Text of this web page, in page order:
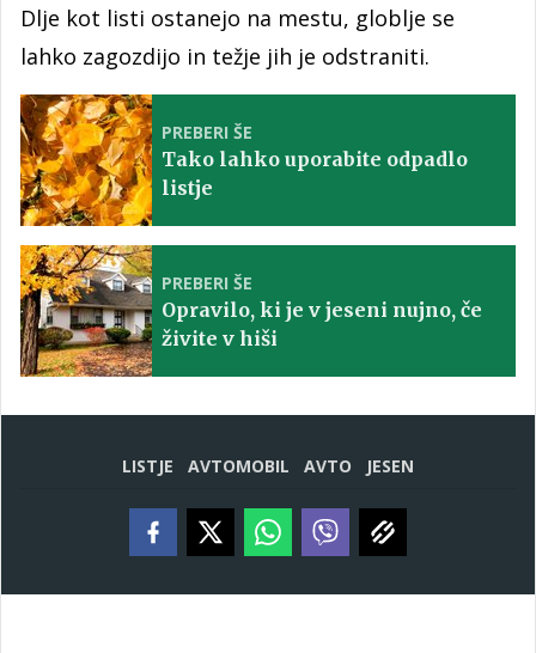
Dlje kot listi ostanejo na mestu, globlje se
lahko zagozdijo in težje jih je odstraniti.
PREBERI ŠE
Tako lahko uporabite odpadlo
listje
PREBERI ŠE
Opravilo, ki je v jeseni nujno, če
živite v hiši
LISTJE AVTOMOBIL AVTO JESEN